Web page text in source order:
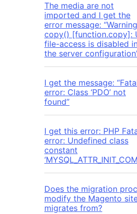
The media are not
imported and I get the
error message:
copy() [function.copy]:
file-access is disabled
the server
I get the message:
error: Class ‘PDO’ not
found”
I get this error: PHP
error: Undefined class
constant
Does the migration
modify the Magento
migrates from?